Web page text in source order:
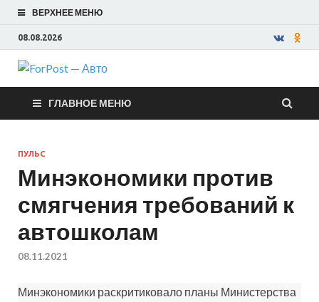
ВЕРХНЕЕ МЕНЮ
08.08.2026
ForPost —
Авто
ГЛАВНОЕ МЕНЮ
ПУЛЬС
Минэкономики против
смягчения требований к
автошколам
08.11.2021
Минэкономики раскритиковало планы Министерства